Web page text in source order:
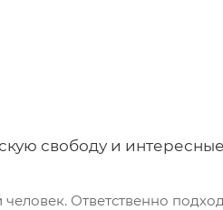
свободу и
Ответственно